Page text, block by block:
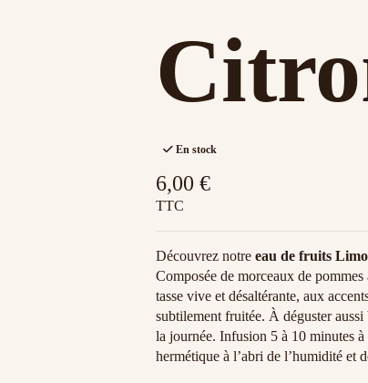
En stock
6,00 €
TTC
Découvrez notre eau de fruits
Composée de morceaux de
tasse vive et désaltérante, aux
subtilement fruitée. À déguster
la journée. Infusion 5 à 10 minutes
hermétique à l’abri de l’humidité et